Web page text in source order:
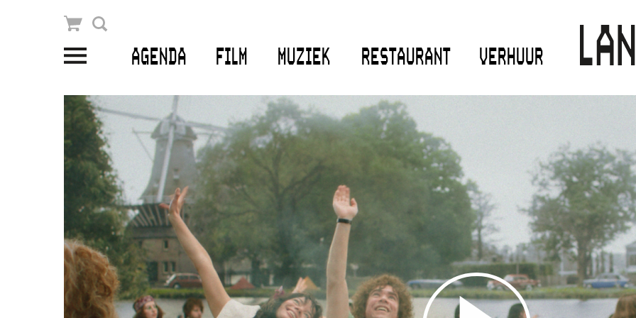
AGENDA FILM MUZIEK RESTAURANT VERHUUR
Winkelmandje
PLAN JE BEZOEK
Openingstijden & contact
Bereikbaarheid
Kaartverkoop
EDUCATIE
Schoolvoorstellingen
Filmprogramma’s Primair Onderwijs